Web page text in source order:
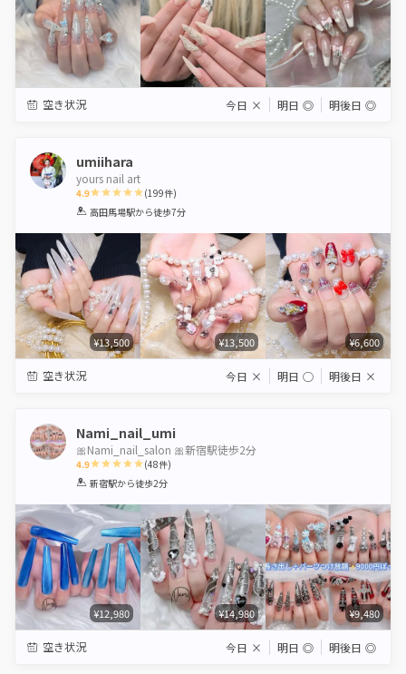
空き状況 今日 × 明日 ◎ 明後日 ◎
umiihara
yours nail art
4.9
1 2 3 4 5
(199件)
高田馬場駅から徒歩7分
¥13,500 ¥13,500 ¥6,600
空き状況 今日 × 明日 ◯ 明後日 ×
Nami_nail_umi
🎀Nami_nail_salon 🎀新宿駅徒歩2分
4.9
1 2 3 4 5
(48件)
新宿駅から徒歩2分
¥12,980 ¥14,980 ¥9,480
空き状況 今日 × 明日 ◎ 明後日 ◎